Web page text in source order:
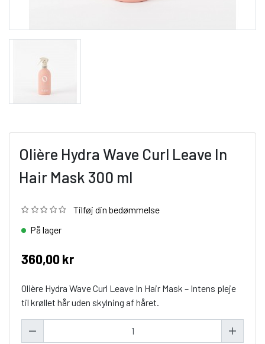
Olière Hydra Wave Curl Leave In
Hair Mask 300 ml
Tilføj din bedømmelse
På lager
360,00 kr
Olière Hydra Wave Curl Leave In Hair Mask – Intens pleje
til krøllet hår uden skylning af håret.